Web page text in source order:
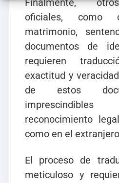
Finalmente,
oficiales, como
matrimonio,
documentos de
requieren
exactitud y
de estos
reconocimiento
como en el
El proceso de
meticuloso y